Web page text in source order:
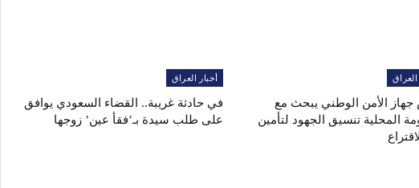
العراق
الأمن الوطني يبحث مع
المحلية تنسيق الجهود لتأمين
أخبار العراق
في حادثة غريبة.. القضاء السعودي يوافق
على طلب سيدة بـ’فقأ عين’ زوجها